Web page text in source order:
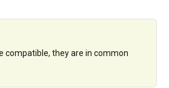
compatible, they are in common